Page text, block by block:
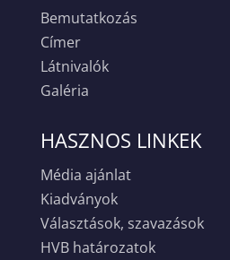
Bemutatkozás
Címer
Látnivalók
Galéria
HASZNOS LINKEK
Média ajánlat
Kiadványok
Választások, szavazások
HVB határozatok